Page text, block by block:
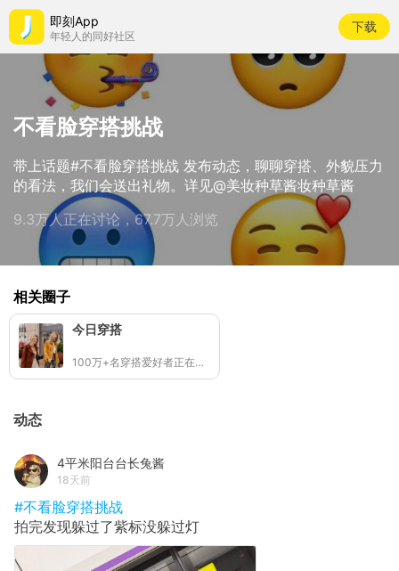
即刻App
年轻人的同好社区
下载
不看脸穿搭挑战
带上话题#不看脸穿搭挑战 发布动态，聊聊穿搭、外貌压力
的看法，我们会送出礼物。详见@美妆种草酱妆种草酱
9.3万人正在讨论，67.7万人浏览
相关圈子
今日穿搭
100万+名穿搭爱好者正在记录分享👧🏻🧒🏻✨
动态
4平米阳台台长兔酱
18天前
#不看脸穿搭挑战
拍完发现躲过了紫标没躲过灯